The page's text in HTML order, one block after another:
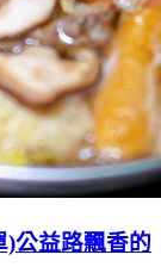
)公益路飄香的